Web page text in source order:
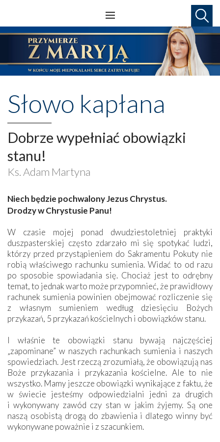
Słowo kapłana
Dobrze wypełniać obowiązki
stanu!
Ks. Adam Martyna
Niech będzie pochwalony Jezus Chrystus.
Drodzy w Chrystusie Panu!
W czasie mojej ponad dwudziestoletniej praktyki
duszpasterskiej często zdarzało mi się spotykać ludzi,
którzy przed przystąpieniem do Sakramentu Pokuty nie
robią właściwego rachunku sumienia. Widać to od razu
po sposobie spowiadania się. Chociaż jest to odrębny
temat, to jednak warto może przypomnieć, że prawidłowy
rachunek sumienia powinien obejmować rozliczenie się
z własnym sumieniem według dziesięciu Bożych
przykazań, 5 przykazań kościelnych i obowiązków stanu.
I właśnie te obowiązki stanu bywają najczęściej
„zapominane” w naszych rachunkach sumienia i naszych
spowiedziach. Jest rzeczą zrozumiałą, że obowiązują nas
Boże przykazania i przykazania kościelne. Ale to nie
wszystko. Mamy jeszcze obowiązki wynikające z faktu, że
w świecie jesteśmy odpowiedzialni jedni za drugich
i wykonywany zawód czy stan w jakim żyjemy. Są one
naszą osobistą drogą do zbawienia i dlatego winny być
wykonywane poważnie i z szacunkiem.